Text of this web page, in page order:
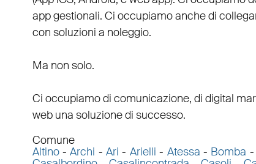
app gestionali. Ci occupiamo anche di
con soluzioni a noleggio.
Ma non solo.
Ci occupiamo di comunicazione, di digital
web una soluzione di successo.
Comune
Altino-Archi -Ari - Arielli - Atessa - Bomba -